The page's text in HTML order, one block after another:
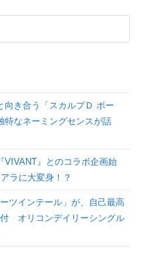
向き合う「スカルプＤ ボー
なネーミングセンスが話
VIVANT』とのコラボ企画始
ラに大変身！？
ツインテール」が、自己最高
オリコンデイリーシングル